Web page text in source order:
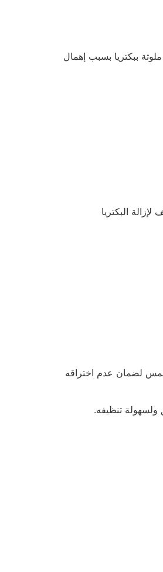
ببكتريا بسبب إهمال
البكتريا
لضمان عدم اختراقه
تنظيفه.